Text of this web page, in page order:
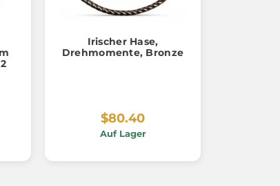
Irischer Hase,
Drehmomente, Bronze
$80.40
Auf Lager